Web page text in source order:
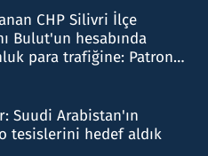
CHP Silivri İlçe
Bulut'un hesabında
para trafiğine: Patron
Suudi Arabistan'ın
tesislerini hedef aldık